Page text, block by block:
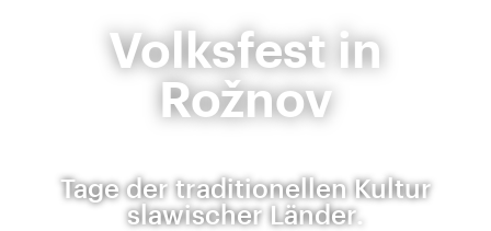
Volksfest in
Rožnov
Tage der traditionellen Kultur
slawischer Länder.